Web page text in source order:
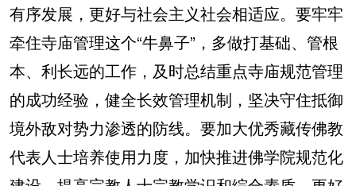
有序发展，更好与社会主义社会相适应。要牢牢
牵住寺庙管理这个“牛鼻子”，多做打基础、管根
本、利长远的工作，及时总结重点寺庙规范管理
的成功经验，健全长效管理机制，坚决守住抵御
境外敌对势力渗透的防线。要加大优秀藏传佛教
代表人士培养使用力度，加快推进佛学院规范化